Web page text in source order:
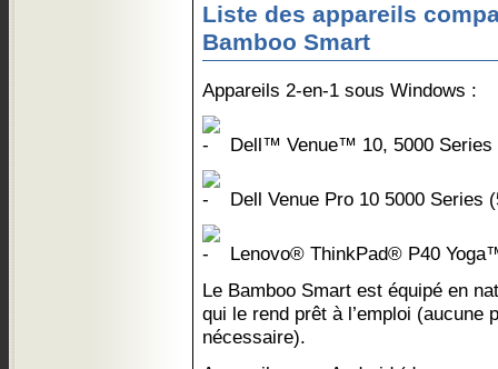
Liste des appareils
Bamboo Smart
Appareils 2-en-1 sous Windows :
Dell™ Venue™ 10, 5000 Series
Dell Venue Pro 10 5000 Series
Lenovo® ThinkPad® P40
Le Bamboo Smart est équipé en
qui le rend prêt à l’emploi (aucune
nécessaire).